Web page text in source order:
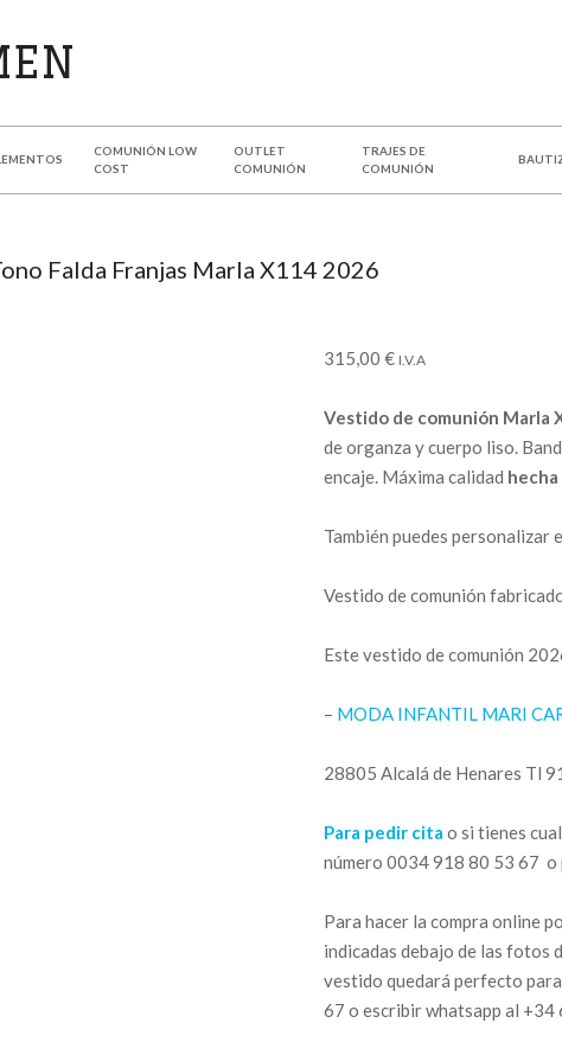
COMUNIÓN LOW
COST
OUTLET
COMUNIÓN
TRAJES DE
COMUNIÓN
Falda Franjas Marla X114 2026
315,00 € I.V.A
Vestido de comunión Marla
de organza y cuerpo liso.
encaje. Máxima calidad hecha
También puedes personalizar
Vestido de comunión
Este vestido de comunión
– MODA INFANTIL MARI
28805 Alcalá de Henares Tl
Para pedir cita o si tienes
número 0034 918 80 53 67
Para hacer la compra online
indicadas debajo de las fotos
vestido quedará perfecto
67 o escribir whatsapp al +34